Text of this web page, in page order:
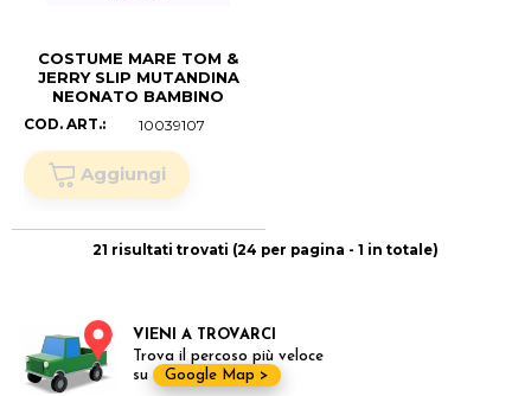
COSTUME MARE TOM &
JERRY SLIP MUTANDINA
NEONATO BAMBINO
TAGLIE 12/36 MESI -
ER0072BLU (.mesi 18)
COD. ART.: 10039107
21 risultati trovati (24 per pagina - 1 in totale)
VIENI A TROVARCI
Trova il percoso più veloce
su
Google Map >